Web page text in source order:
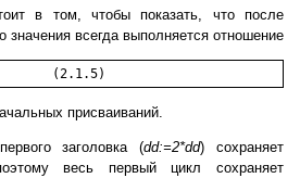
в том, чтобы показать, что после
значения всегда выполняется отношение
     (2.1.5)
присваиваний.
заголовка (dd:=2*dd) сохраняет
весь первый цикл сохраняет